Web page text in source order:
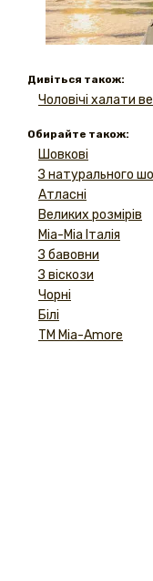
Дивіться також:
Чоловічі халати
Обирайте також:
Шовкові
З натурального
Атласні
Великих розмірів
Mia-Mia Італія
З бавовни
З віскози
Чорні
Білі
ТМ Mia-Amore